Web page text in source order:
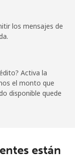
⁦$5⁩ -
por ⁦$5⁩
los mensajes de
Activa la
el monto que
disponible quede
están